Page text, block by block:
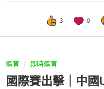
3 0
體育 即時體育
國際賽出擊｜中